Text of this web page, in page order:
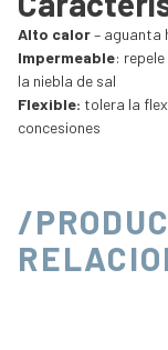
Alto calor– aguanta
Impermeable:
la niebla de sal
Flexible: tolera la
concesiones
/